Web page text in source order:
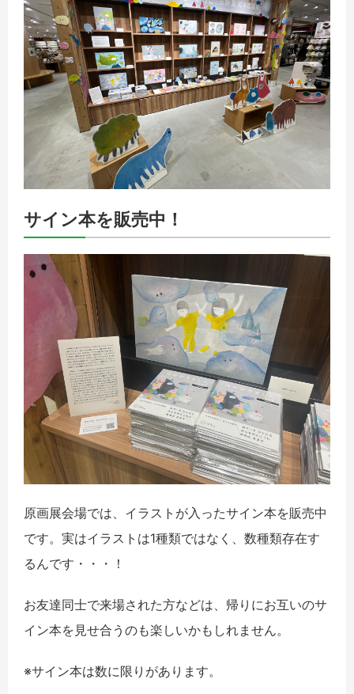
サイン本を販売中！
原画展会場では、イラストが入ったサイン本を販売中
です。実はイラストは1種類ではなく、数種類存在す
るんです・・・！
お友達同士で来場された方などは、帰りにお互いのサ
イン本を見せ合うのも楽しいかもしれません。
※サイン本は数に限りがあります。